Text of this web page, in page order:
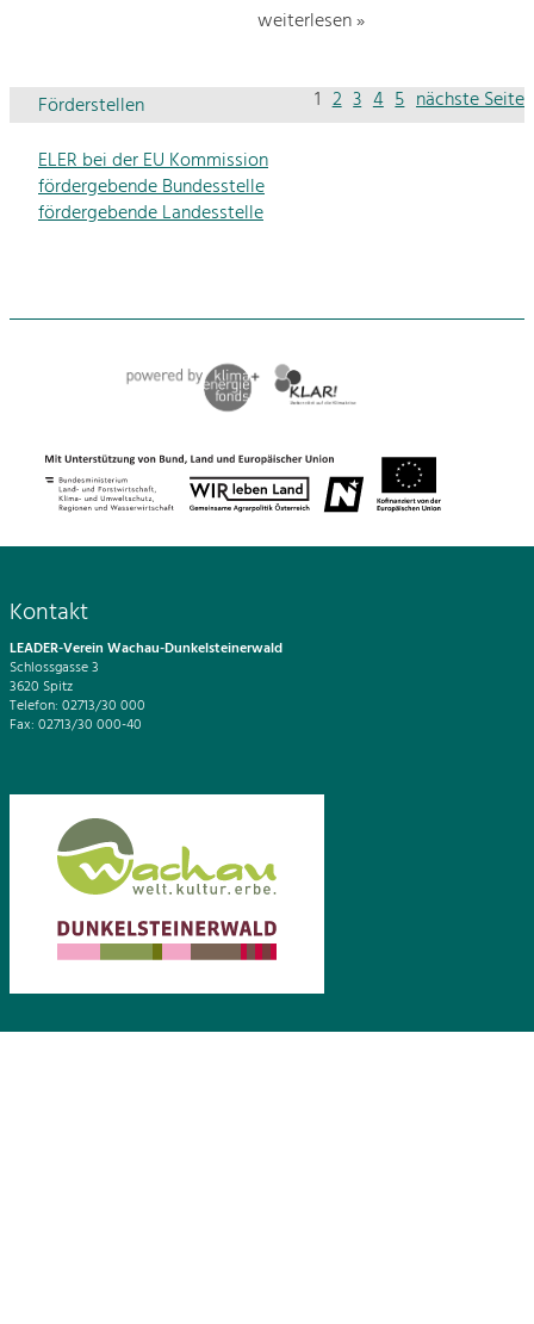
weiterlesen »
1 2 3 4 5 nächste Seite
Förderstellen
ELER bei der EU Kommission
fördergebende Bundesstelle
fördergebende Landesstelle
Kontakt
LEADER-Verein Wachau-Dunkelsteinerwald
Schlossgasse 3
3620 Spitz
Telefon: 02713/30 000
Fax: 02713/30 000-40